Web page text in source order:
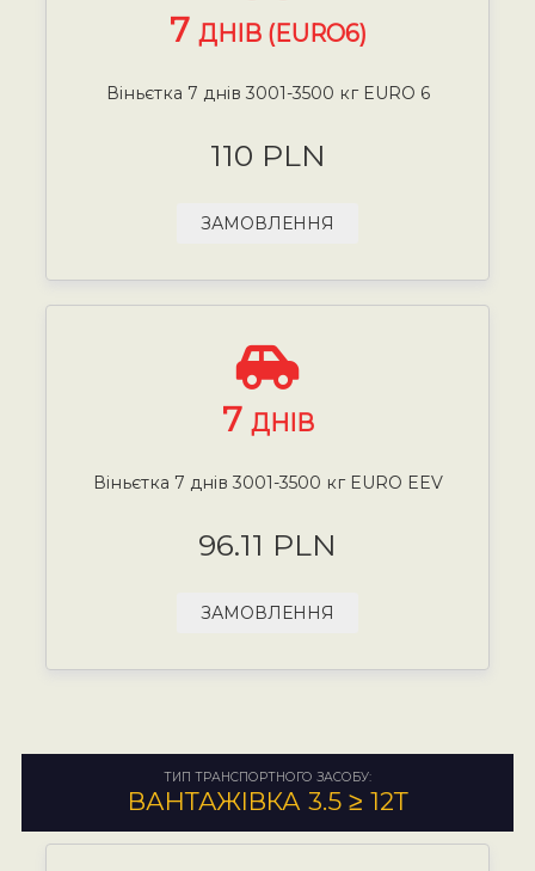
7 ДНІВ (EURO6)
Віньєтка 7 днів 3001-3500 кг EURO 6
110 PLN
ЗАМОВЛЕННЯ
7 ДНІВ
Віньєтка 7 днів 3001-3500 кг EURO EEV
96.11 PLN
ЗАМОВЛЕННЯ
ТИП ТРАНСПОРТНОГО ЗАСОБУ:
ВАНТАЖІВКА 3.5 ≥ 12Т